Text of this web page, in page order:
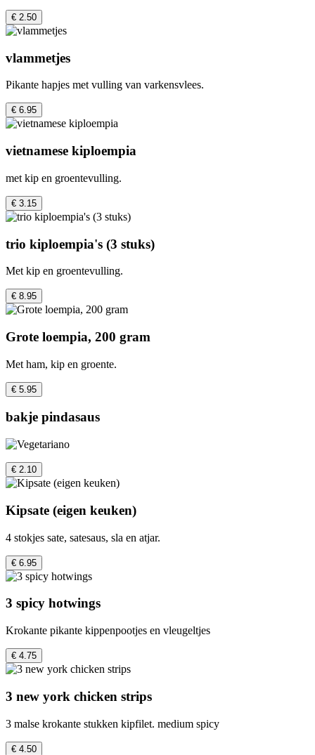
€ 2.50
vlammetjes
Pikante hapjes met vulling van varkensvlees.
€ 6.95
vietnamese kiploempia
met kip en groentevulling.
€ 3.15
trio kiploempia's (3 stuks)
Met kip en groentevulling.
€ 8.95
Grote loempia, 200 gram
Met ham, kip en groente.
€ 5.95
bakje pindasaus
€ 2.10
Kipsate (eigen keuken)
4 stokjes sate, satesaus, sla en atjar.
€ 6.95
3 spicy hotwings
Krokante pikante kippenpootjes en vleugeltjes
€ 4.75
3 new york chicken strips
3 malse krokante stukken kipfilet. medium spicy
€ 4.50